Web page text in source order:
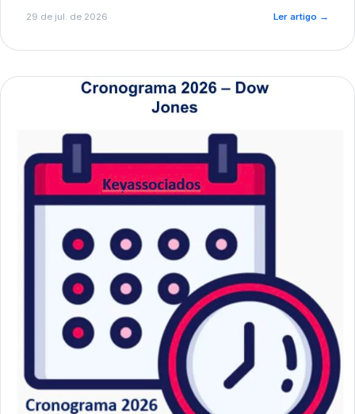
29 de jul. de 2026 Ler artigo →